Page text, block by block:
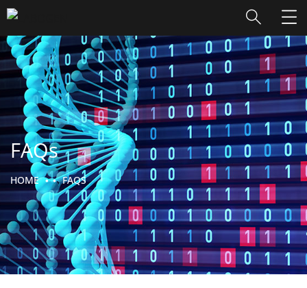
FAQs
HOME FAQS